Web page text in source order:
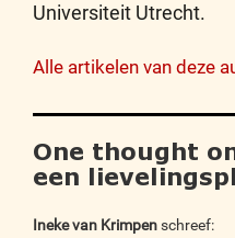
Universiteit Utrecht.
Alle artikelen van deze
One thought
een
Ineke van Krimpenschreef: